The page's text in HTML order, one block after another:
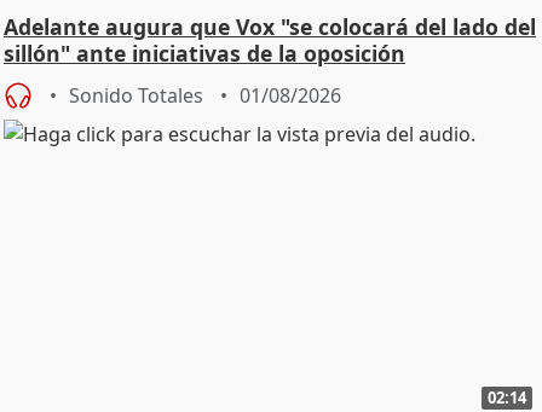
Adelante augura que Vox "se colocará del lado del
sillón" ante iniciativas de la oposición
Sonido Totales 01/08/2026
02:14